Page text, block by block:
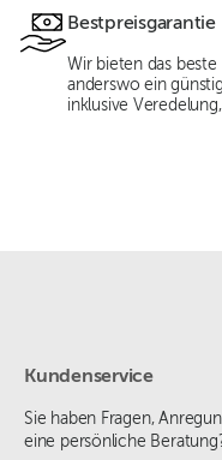
Bestpreisgarantie
Wir bieten das beste
anderswo ein
inklusive
Kundenservice
Sie haben Fragen,
eine persönliche